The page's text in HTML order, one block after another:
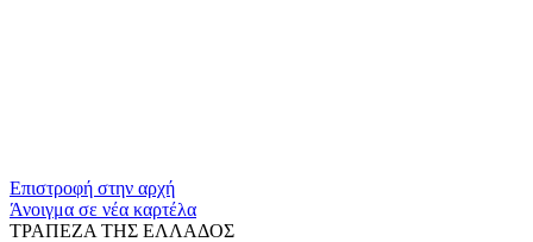
Επιστροφή στην αρχή
Άνοιγμα σε νέα καρτέλα
ΤΡΑΠΕΖΑ ΤΗΣ ΕΛΛΑΔΟΣ